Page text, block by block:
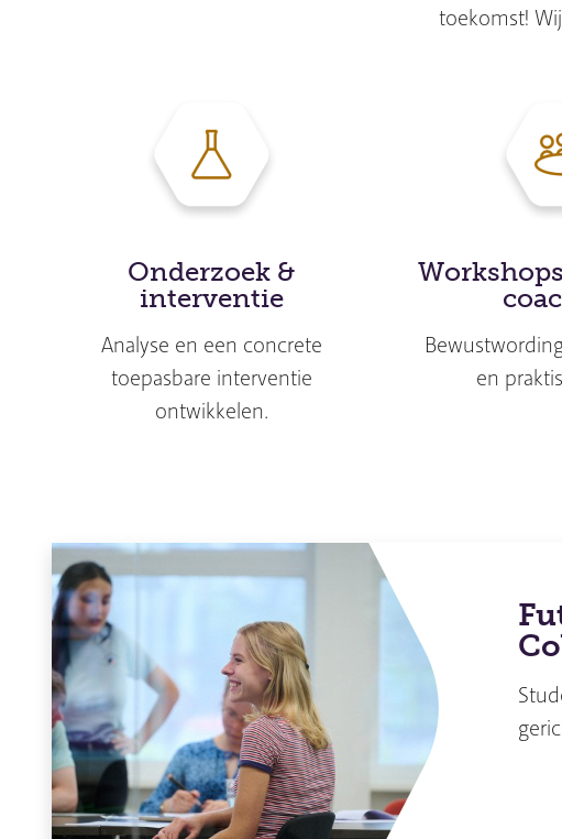
toekomst!
Onderzoek &
interventie
Analyse en een concrete
toepasbare interventie
ontwikkelen.
en